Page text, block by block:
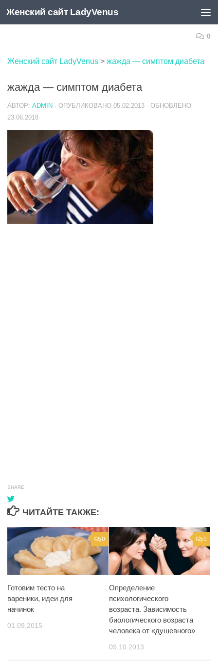
Skip to content
Женский сайт LadyVenus
0
Женский сайт LadyVenus > жажда — симптом диабета
жажда — симптом диабета
АВТОР: ADMIN · ОПУБЛИКОВАНО 05.02.2013 · ОБНОВЛЕНО
23.06.2018
SHARE
ЧИТАЙТЕ ТАКЖЕ:
0
Готовим тесто на
вареники, идеи для
начинок
01.09.2015
0
Определение
психологического
возраста. Зависимость
биологического возраста
человека от «душевного»
09.10.2013